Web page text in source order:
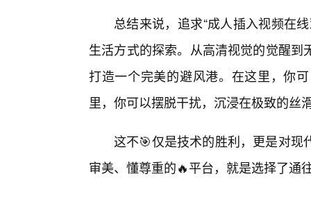
总结来说，追求“成人插入视频在
生活方式的探索。从高清视觉的觉醒
打造一个完美的避风港。在这里，你
里，你可以摆脱干扰，沉浸在极致的丝
这不🎯仅是技术的胜利，更是对现
审美、懂尊重的🔥平台，就是选择了通